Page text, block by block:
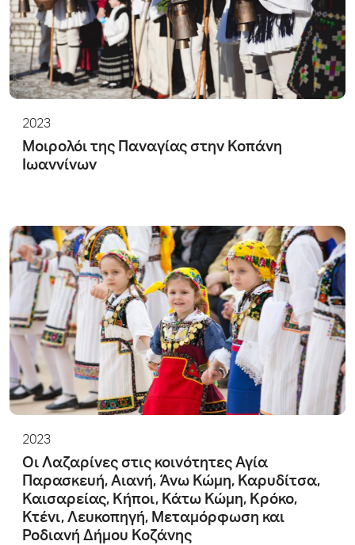
2023
Μοιρολόι της Παναγίας στην Κοπάνη
Ιωαννίνων
2023
Οι Λαζαρίνες στις κοινότητες Αγία
Παρασκευή, Αιανή, Άνω Κώμη, Καρυδίτσα,
Καισαρείας, Κήποι, Κάτω Κώμη, Κρόκο,
Κτένι, Λευκοπηγή, Μεταμόρφωση και
Ροδιανή Δήμου Κοζάνης